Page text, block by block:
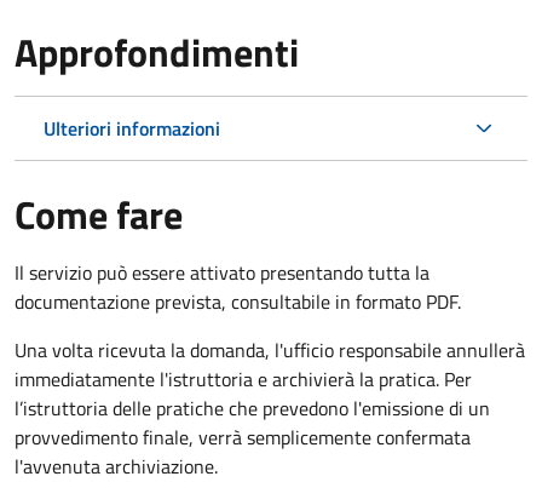
Approfondimenti
Ulteriori informazioni
Come fare
Il servizio può essere attivato presentando tutta la
documentazione prevista, consultabile in formato PDF.
Una volta ricevuta la domanda, l'ufficio responsabile annullerà
immediatamente l'istruttoria e archivierà la pratica. Per
l’istruttoria delle pratiche che prevedono l'emissione di un
provvedimento finale, verrà semplicemente confermata
l'avvenuta archiviazione.